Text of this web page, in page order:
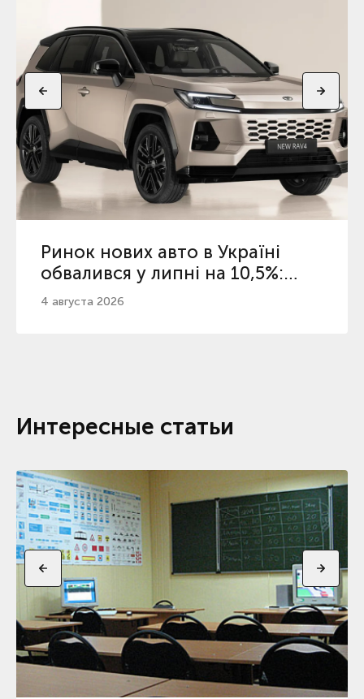
Ринок нових авто в Україні
обвалився у липні на 10,5%:
топ-5 популярних брендів
4 августа 2026
Интересные статьи